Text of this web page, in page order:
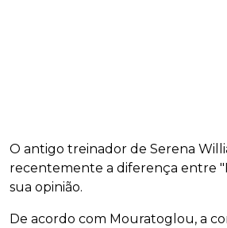
O antigo treinador de Serena
recentemente a diferença entre
sua opinião.
De acordo com Mouratoglou, a